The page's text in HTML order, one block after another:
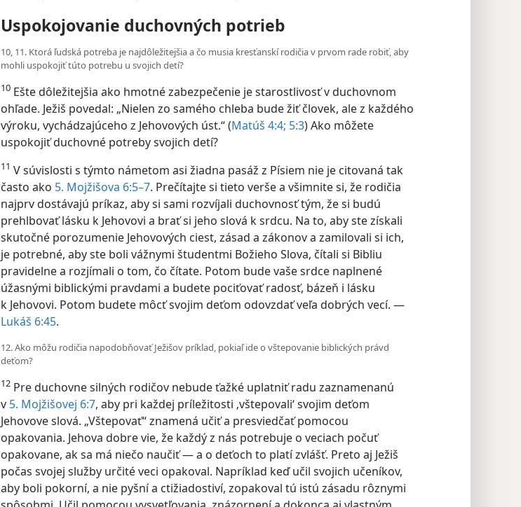
Uspokojovanie duchovných potrieb
10, 11. Ktorá ľudská potreba je najdôležitejšia a čo musia kresťanskí rodičia v prvom rade robiť, aby
mohli uspokojiť túto potrebu u svojich detí?
10 Ešte dôležitejšia ako hmotné zabezpečenie je starostlivosť v duchovnom
ohľade. Ježiš povedal: „Nielen zo samého chleba bude žiť človek, ale z každého
výroku, vychádzajúceho z Jehovových úst.“ ​(Matúš 4:4; 5:3) Ako môžete
uspokojiť duchovné potreby svojich detí?
11 V súvislosti s týmto námetom asi žiadna pasáž z Písiem nie je citovaná tak
často ako 5. Mojžišova 6:5–7. Prečítajte si tieto verše a všimnite si, že rodičia
najprv dostávajú príkaz, aby si sami rozvíjali duchovnosť tým, že si budú
prehlbovať lásku k Jehovovi a brať si jeho slová k srdcu. Na to, aby ste získali
skutočné porozumenie Jehovových ciest, zásad a zákonov a zamilovali si ich,
je potrebné, aby ste boli vážnymi študentmi Božieho Slova, čítali si Bibliu
pravidelne a rozjímali o tom, čo čítate. Potom bude vaše srdce naplnené
úžasnými biblickými pravdami a budete pociťovať radosť, bázeň i lásku
k Jehovovi. Potom budete môcť svojim deťom odovzdať veľa dobrých vecí. —
Lukáš 6:45.
12. Ako môžu rodičia napodobňovať Ježišov príklad, pokiaľ ide o vštepovanie biblických právd
deťom?
12 Pre duchovne silných rodičov nebude ťažké uplatniť radu zaznamenanú
v 5. Mojžišovej 6:7, aby pri každej príležitosti ‚vštepovali‘ svojim deťom
Jehovove slová. „Vštepovať“ znamená učiť a presviedčať pomocou
opakovania. Jehova dobre vie, že každý z nás potrebuje o veciach počuť
opakovane, ak sa má niečo naučiť — a o deťoch to platí zvlášť. Preto aj Ježiš
počas svojej služby určité veci opakoval. Napríklad keď učil svojich učeníkov,
aby boli pokorní, a nie pyšní a ctižiadostiví, zopakoval tú istú zásadu rôznymi